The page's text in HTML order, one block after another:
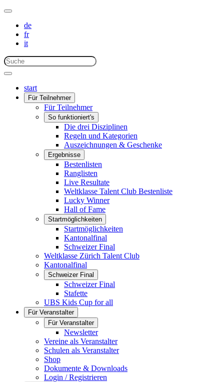
de
fr
it
start
Für Teilnehmer
Für Teilnehmer
So funktioniert's
Die drei Disziplinen
Regeln und Kategorien
Auszeichnungen & Geschenke
Ergebnisse
Bestenlisten
Ranglisten
Live Resultate
Weltklasse Talent Club Bestenliste
Lucky Winner
Hall of Fame
Startmöglichkeiten
Startmöglichkeiten
Kantonalfinal
Schweizer Final
Weltklasse Zürich Talent Club
Kantonalfinal
Schweizer Final
Schweizer Final
Stafette
UBS Kids Cup for all
Für Veranstalter
Für Veranstalter
Newsletter
Vereine als Veranstalter
Schulen als Veranstalter
Shop
Dokumente & Downloads
Login / Registrieren